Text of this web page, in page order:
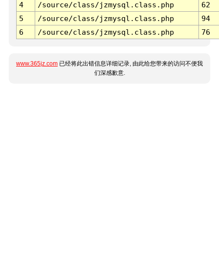
4
/source/class/jzmysql.class.php
62
5
/source/class/jzmysql.class.php
94
6
/source/class/jzmysql.class.php 76
www.365jz.com 已经将此出错信息详细记录, 由此给您带来的访问不便我
们深感歉意.